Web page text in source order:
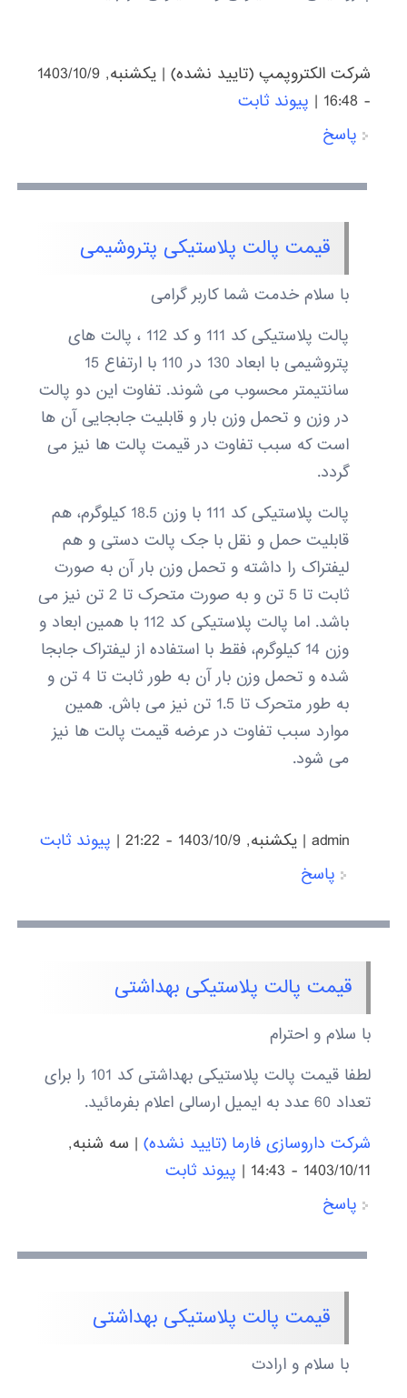
شرکت الکتروپمپ (تایید نشده)|
يكشنبه, 1403/10/9
- 16:48
| پیوند ثابت
پاسخ
قیمت پالت پلاستیکی پتروشیمی
با سلام خدمت شما کاربر گرامی
پالت پلاستیکی کد 111 و کد 112 ، پالت های
پتروشیمی با ابعاد 130 در 110 با ارتفاع 15
سانتیمتر محسوب می شوند. تفاوت این دو پالت
در وزن و تحمل وزن بار و قابلیت جابجایی آن ها
است که سبب تفاوت در قیمت پالت ها نیز می
گردد.
پالت پلاستیکی کد 111 با وزن 18.5 کیلوگرم، هم
قابلیت حمل و نقل با جک پالت دستی و هم
لیفتراک را داشته و تحمل وزن بار آن به صورت
ثابت تا 5 تن و به صورت متحرک تا 2 تن نیز می
باشد. اما پالت پلاستیکی کد 112 با همین ابعاد و
وزن 14 کیلوگرم، فقط با استفاده از لیفتراک جابجا
شده و تحمل وزن بار آن به طور ثابت تا 4 تن و
به طور متحرک تا 1.5 تن نیز می باش. همین
موارد سبب تفاوت در عرضه قیمت پالت ها نیز
می شود.
admin
| يكشنبه, 1403/10/9 - 21:22 | پیوند ثابت
پاسخ
قیمت پالت پلاستیکی بهداشتی
با سلام و احترام
لطفا قیمت پالت پلاستیکی بهداشتی کد 101 را برای
تعداد 60 عدد به ایمیل ارسالی اعلام بفرمائید.
شرکت داروسازی فارما (تایید نشده)| سه شنبه,
1403/10/11 - 14:43
| پیوند ثابت
پاسخ
قیمت پالت پلاستیکی بهداشتی
با سلام و ارادت